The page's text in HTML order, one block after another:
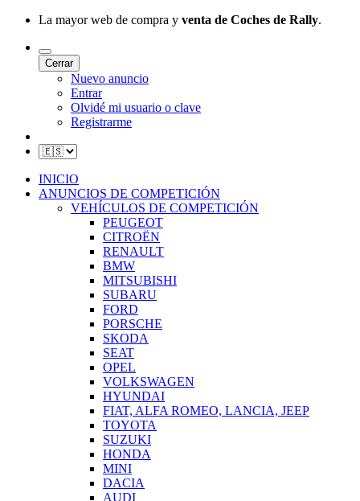
La mayor web de compra y venta de Coches de Rally.
Cerrar
Nuevo anuncio
Entrar
Olvidé mi usuario o clave
Registrarme
INICIO
ANUNCIOS DE COMPETICIÓN
VEHÍCULOS DE COMPETICIÓN
PEUGEOT
CITROËN
RENAULT
BMW
MITSUBISHI
SUBARU
FORD
PORSCHE
SKODA
SEAT
OPEL
VOLKSWAGEN
HYUNDAI
FIAT, ALFA ROMEO, LANCIA, JEEP
TOYOTA
SUZUKI
HONDA
MINI
DACIA
AUDI